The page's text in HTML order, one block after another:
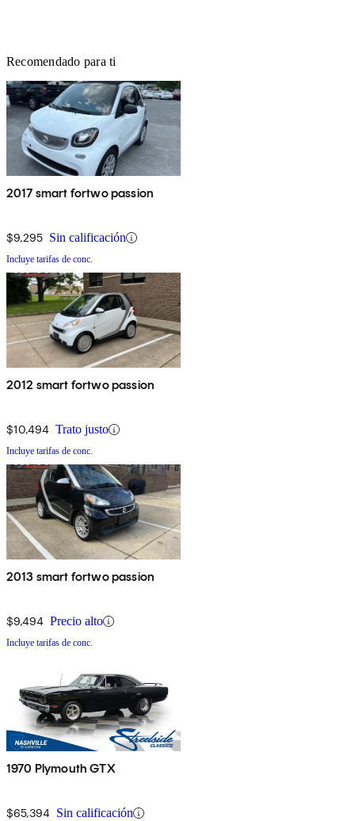
Recomendado para ti
2017 smart fortwo passion
$9,295 Sin calificación
Incluye tarifas de conc.
2012 smart fortwo passion
$10,494 Trato justo
Incluye tarifas de conc.
2013 smart fortwo passion
$9,494 Precio alto
Incluye tarifas de conc.
1970 Plymouth GTX
$65,394 Sin calificación